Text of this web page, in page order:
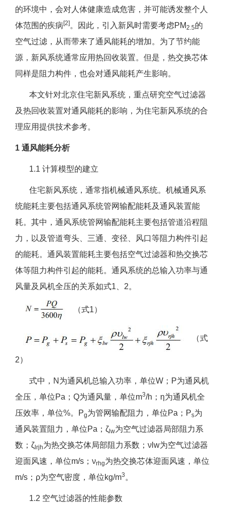
的环境中，会对人体健康造成危害，并可能诱发整个人
体范围的疾病 [2] 。因此，引入新风时需要考虑PM2.5的
空气过滤，从而带来了通风能耗的增加。为了节约能
源，新风系统通常应用热回收装置。但是，热交换芯体
同样是阻力构件，也会对通风能耗产生影响。
本文针对北京住宅新风系统，重点研究空气过滤器
及热回收装置对通风能耗的影响，为住宅新风系统的合
理应用提供技术参考。
1 通风能耗分析
1.1 计算模型的建立
住宅新风系统，通常指机械通风系统。机械通风系
统能耗主要包括通风系统管网输配能耗及通风装置能
耗。其中，通风系统管网输配能耗主要包括管道沿程阻
力，以及管道弯头、三通、变径、风口等阻力构件引起
的能耗。通风装置能耗主要包括空气过滤器和热交换芯
体等阻力构件引起的能耗。通风系统的总输入功率与通
风量及风机全压的关系如式1、2。
（式1）
（式
2）
式中，N为通风机总输入功率，单位W；P为通风机
全压，单位Pa；Q为通风量，单位m3/h；η为通风机全
压效率，单位%。Pg为管网输配阻力，单位Pa；Ps为
通风装置阻力，单位Pa；ζ lw为空气过滤器局部阻力系
数；ζ lrjh为热交换芯体局部阻力系数；νlw为空气过滤器
迎面风速，单位m/s；νrhg为热交换芯体迎面风速，单位
m/s；ρ为空气密度，单位kg/m3 。
1.2 空气过滤器的性能参数